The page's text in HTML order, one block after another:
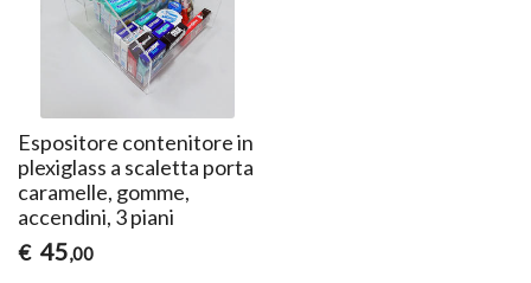
Espositore contenitore in
plexiglass a scaletta porta
caramelle, gomme,
accendini, 3 piani
€ 45,00